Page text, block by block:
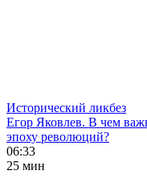
Исторический ликбез
Егор Яковлев. В чем
эпоху революций?
06:33
25 мин